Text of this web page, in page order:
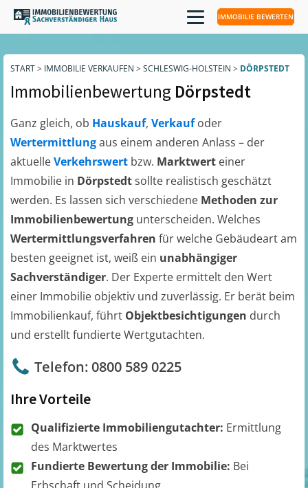
IMMOBILIE BEWERTEN
START> IMMOBILIE VERKAUFEN > SCHLESWIG-HOLSTEIN > DÖRPSTEDT
Immobilienbewertung Dörpstedt
Ganz gleich, ob Hauskauf, Verkaufoder
Wertermittlungaus einem anderen Anlass – der
aktuelleVerkehrswert bzw. Marktwert einer
Immobilie in Dörpstedtsollte realistisch geschätzt
werden. Es lassen sich verschiedene Methoden zur
Immobilienbewertung unterscheiden. Welches
Wertermittlungsverfahren für welche Gebäudeart am
besten geeignet ist, weiß ein unabhängiger
Sachverständiger. Der Experte ermittelt den Wert
einer Immobilie objektiv und zuverlässig. Er berät beim
Immobilienkauf, führt Objektbesichtigungen durch
und erstellt fundierte Wertgutachten.
Telefon: 0800 589 0225
Ihre Vorteile
Qualifizierte Immobiliengutachter: Ermittlung
des Marktwertes
Fundierte Bewertung der Immobilie: Bei